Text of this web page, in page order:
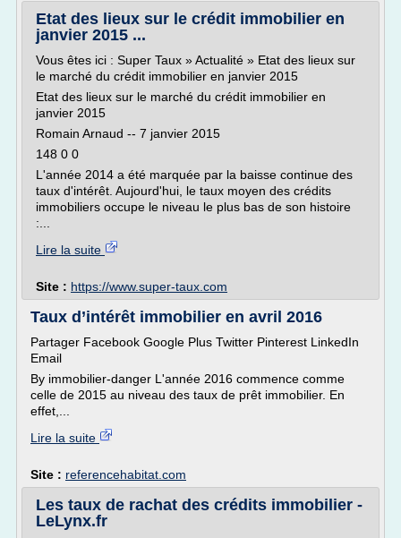
Etat des lieux sur le crédit immobilier en
janvier 2015 ...
Vous êtes ici : Super Taux » Actualité » Etat des lieux sur
le marché du crédit immobilier en janvier 2015
Etat des lieux sur le marché du crédit immobilier en
janvier 2015
Romain Arnaud -- 7 janvier 2015
148 0 0
L'année 2014 a été marquée par la baisse continue des
taux d'intérêt. Aujourd'hui, le taux moyen des crédits
immobiliers occupe le niveau le plus bas de son histoire
:...
Lire la suite
Site : https://www.super-taux.com
Taux d’intérêt immobilier en avril 2016
Partager Facebook Google Plus Twitter Pinterest LinkedIn
Email
By immobilier-danger L'année 2016 commence comme
celle de 2015 au niveau des taux de prêt immobilier. En
effet,...
Lire la suite
Site : referencehabitat.com
Les taux de rachat des crédits immobilier -
LeLynx.fr